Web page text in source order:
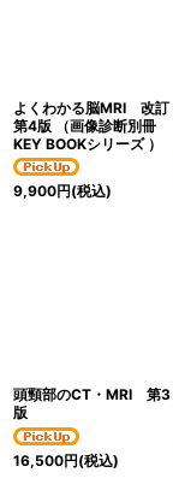
よくわかる脳MRI 改訂
第4版 （画像診断別冊
KEY BOOKシリーズ ）
9,900円(税込)
頭頸部のCT・MRI 第3
版
16,500円(税込)